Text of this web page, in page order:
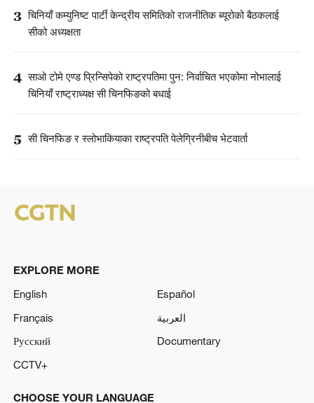
3 चिनियाँ कम्युनिष्ट पार्टी केन्द्रीय समितिको राजनीतिक ब्यूरोको बैठकलाई
सीको अध्यक्षता
4 साओ टोमे एण्ड प्रिन्सिपेको राष्ट्रपतिमा पुन: निर्वाचित भएकोमा नोभालाई
चिनियाँ राष्ट्राध्यक्ष सी चिनफिङको बधाई
5 सी चिनफिङ र स्लोभाकियाका राष्ट्रपति पेलेग्रिनीबीच भेटवार्ता
EXPLORE MORE
English
Español
Français
العربية
Русский
Documentary
CCTV+
CHOOSE YOUR LANGUAGE